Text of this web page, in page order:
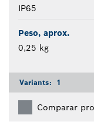
IP65
Peso, aprox.
0,25 kg
Variants: 1
Comparar